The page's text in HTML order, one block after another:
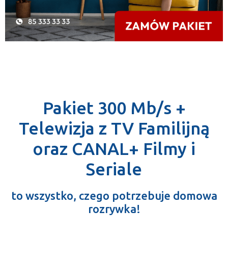
Pakiet 300 Mb/s +
Telewizja z TV Familijną
oraz CANAL+ Filmy i
Seriale
to wszystko, czego potrzebuje domowa
rozrywka!